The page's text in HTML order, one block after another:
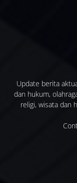
Update berita
dan hukum,
religi, wisata dan